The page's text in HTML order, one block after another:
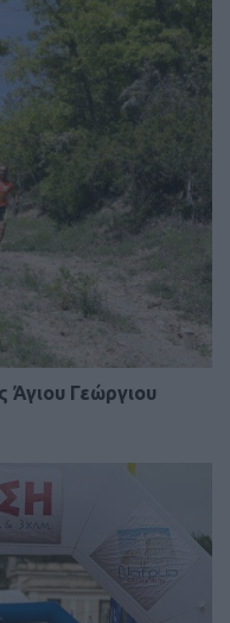
Άγιου Γεώργιου